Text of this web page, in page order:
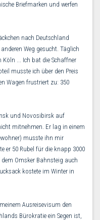
Briefmarken und werfen
nach Deutschland
Weg gesucht. Täglich
... Ich bat die Schaffner
musste ich über den Preis
Wagen frustriert zu: 350
und Novosibirsk auf
mitnehmen. Er lag in einem
musste ihn mir
er 50 Rubel für die knapp 3000
Omsker Bahnsteig auch
kostete im Winter in
Ausreisevisum den
Bürokratie ein Segen ist,